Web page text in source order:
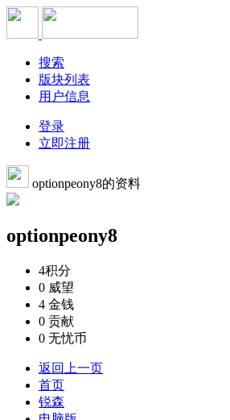
搜索
版块列表
用户信息
登录
立即注册
optionpeony8的资料
optionpeony8
4积分
0 威望
4 金钱
0 贡献
0 无忧币
返回上一页
首页
锐森